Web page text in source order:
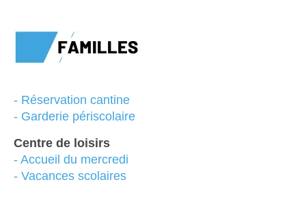
- Réservation cantine
- Garderie périscolaire
Centre de loisirs
- Accueil du mercredi
- Vacances scolaires